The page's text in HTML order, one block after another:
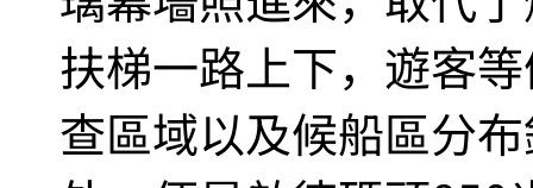
扶梯一路上下，遊客
查區域以及候船區分